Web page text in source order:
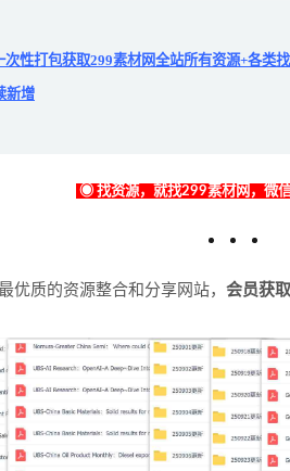
次性打包获取299素材网全站所有资源+各类
新增
◉ 找资源，就找299素材网，微
优质的资源整合和分享网站， 会员获